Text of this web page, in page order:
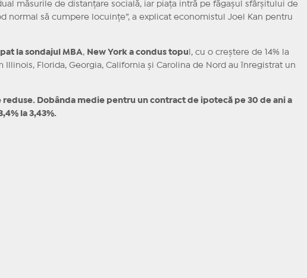
măsurile de distanţare socială, iar piaţa intră pe făgaşul sfârşitului de
normal să cumpere locuinţe”, a explicat economistul Joel Kan pentru
la sondajul MBA, New York a condus topu l, cu o creştere de 14% la
Florida, Georgia, California şi Carolina de Nord au înregistrat un
Dobânda medie pentru un contract de ipotecă pe 30 de ani a
la 3,43%.